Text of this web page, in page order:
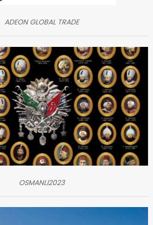
ADEON GLOBAL TRADE
OSMANLI2023